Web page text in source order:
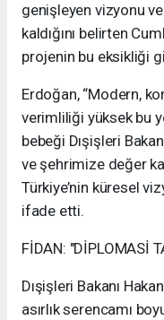
genişleyen vizyonu
kaldığını belirten
projenin bu eksikliği
Erdoğan, “Modern,
verimliliği yüksek bu
bebeği Dışişleri
ve şehrimize değer
Türkiye’nin küresel
ifade etti.
FİDAN: "DİPLOMASİ
Dışişleri Bakanı
asırlık serencamı